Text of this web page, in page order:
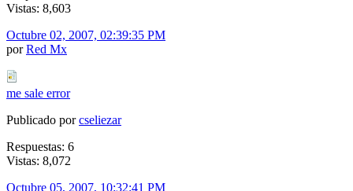
Vistas: 8,603
Octubre 02, 2007, 02:39:35 PM
porRed Mx
me sale error
Publicado porcseliezar
Respuestas: 6
Vistas: 8,072
Octubre 05, 2007, 10:32:41 PM